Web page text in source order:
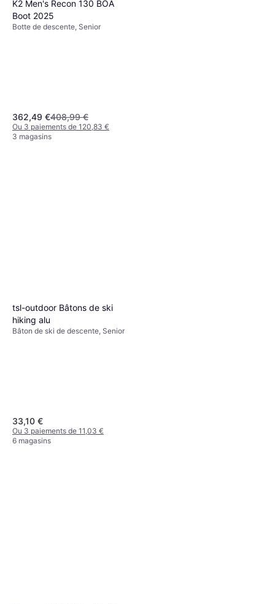
K2 Men's Recon 130 BOA
Boot 2025
Botte de descente, Senior
362,49 €408,99 €
Ou 3 paiements de 120,83 €
3 magasins
tsl-outdoor Bâtons de ski
hiking alu
Bâton de ski de descente, Senior
33,10 €
Ou 3 paiements de 11,03 €
6 magasins